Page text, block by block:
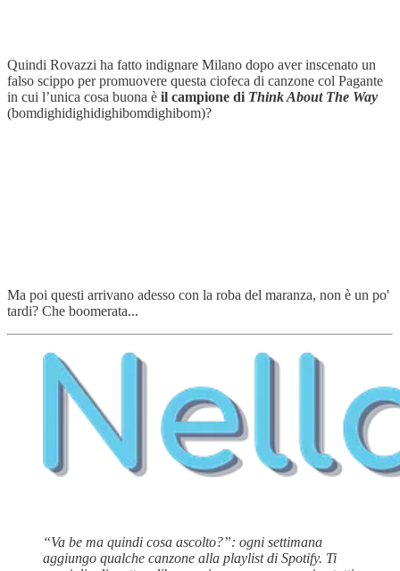
Quindi Rovazzi ha fatto indignare Milano dopo aver inscenato un
falso scippo per promuovere questa ciofeca di canzone col Pagante
in cui l’unica cosa buona è il campione di Think About The Way
(bomdighidighidighibomdighibom)?
Ma poi questi arrivano adesso con la roba del maranza, non è un po'
tardi? Che boomerata...
“Va be ma quindi cosa ascolto?”: ogni settimana
aggiungo qualche canzone alla playlist di Spotify. Ti